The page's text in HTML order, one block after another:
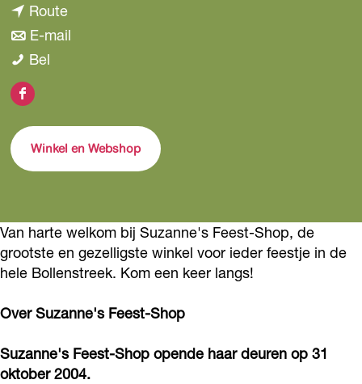
'
s
F
e
s
Routen
a
u
z
n
e
'
e
e
E-mail
S
u
n
n
e
F
e
Bel
a
n
'
s
F
s
t
F
a
e
o
o
k
u
z
a
Winkel en Webshop
Van harte welkom bij Suzanne's Feest-Shop, de
grootste en gezelligste winkel voor ieder feestje in de
hele Bollenstreek. Kom een keer langs!
Over Suzanne's Feest-Shop
Suzanne's Feest-Shop opende haar deuren op 31
oktober 2004.